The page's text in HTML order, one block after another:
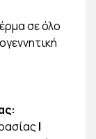
σε όλο
|